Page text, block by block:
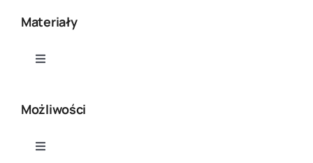
Materiały
Toggle
Azotek glinu (AlN)
Możliwości
Toggle